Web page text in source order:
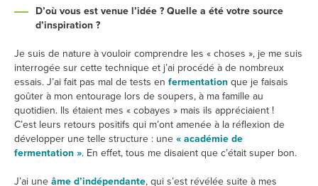
D’où vous est venue l’idée ? Quelle a été votre source
d’inspiration ?
Je suis de nature à vouloir comprendre les « choses », je me suis
interrogée sur cette technique et j’ai procédé à de nombreux
essais. J’ai fait pas mal de tests en fermentation que je faisais
goûter à mon entourage lors de soupers, à ma famille au
quotidien. Ils étaient mes « cobayes » mais ils appréciaient !
C’est leurs retours positifs qui m’ont amenée à la réflexion de
développer une telle structure : une « académie de
fermentation ». En effet, tous me disaient que c’était super bon.
J’ai une âme d’indépendante, qui s’est révélée suite à mes